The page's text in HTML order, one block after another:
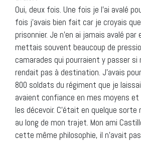
Oui, deux fois. Une fois je l’ai avalé
fois j’avais bien fait car je croyais
prisonnier. Je n’en ai jamais avalé par
mettais souvent beaucoup de
camarades qui pourraient y passer si
rendait pas à destination. J’avais
800 soldats du régiment que je
avaient confiance en mes moyens et
les décevoir. C’était en quelque
au long de mon trajet. Mon ami
cette même philosophie, il n’avait